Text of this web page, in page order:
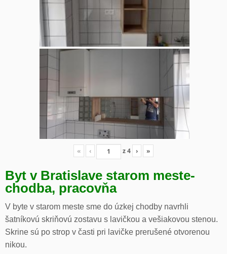
« ‹ z4 › »
Byt v Bratislave starom meste-
chodba, pracovňa
V byte v starom meste sme do úzkej chodby navrhli
šatníkovú skriňovú zostavu s lavičkou a vešiakovou stenou.
Skrine sú po strop v časti pri lavičke prerušené otvorenou
nikou.